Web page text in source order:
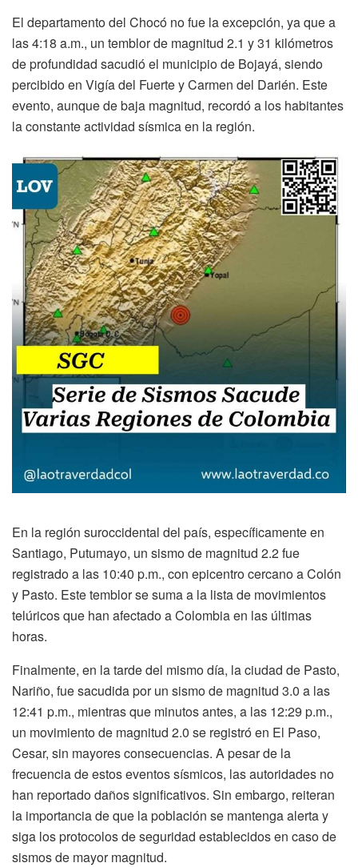
El departamento del Chocó no fue la excepción, ya que a
las 4:18 a.m., un temblor de magnitud 2.1 y 31 kilómetros
de profundidad sacudió el municipio de Bojayá, siendo
percibido en Vigía del Fuerte y Carmen del Darién. Este
evento, aunque de baja magnitud, recordó a los habitantes
la constante actividad sísmica en la región.
En la región suroccidental del país, específicamente en
Santiago, Putumayo, un sismo de magnitud 2.2 fue
registrado a las 10:40 p.m., con epicentro cercano a Colón
y Pasto. Este temblor se suma a la lista de movimientos
telúricos que han afectado a Colombia en las últimas
horas.
Finalmente, en la tarde del mismo día, la ciudad de Pasto,
Nariño, fue sacudida por un sismo de magnitud 3.0 a las
12:41 p.m., mientras que minutos antes, a las 12:29 p.m.,
un movimiento de magnitud 2.0 se registró en El Paso,
Cesar, sin mayores consecuencias. A pesar de la
frecuencia de estos eventos sísmicos, las autoridades no
han reportado daños significativos. Sin embargo, reiteran
la importancia de que la población se mantenga alerta y
siga los protocolos de seguridad establecidos en caso de
sismos de mayor magnitud.